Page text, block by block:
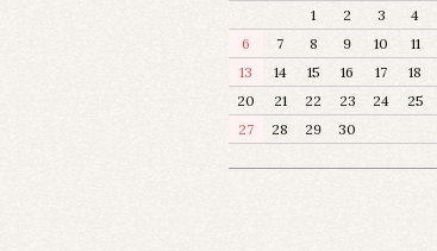
1
2 3 4
6
7 8 9 10 11
13
14 15 16 17 18
20
21 22 23 24 25
27
28 29 30